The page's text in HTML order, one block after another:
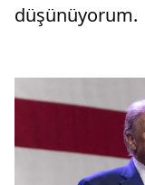
düşünüyorum.